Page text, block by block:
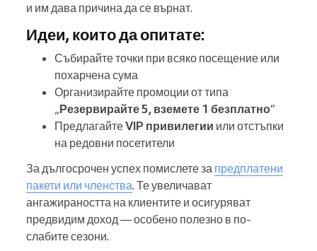
и им дава причина да се върнат.
Идеи, които да опитате:
Събирайте точки при всяко посещение или
похарчена сума
Организирайте промоции от типа
„Резервирайте 5, вземете 1 безплатно“
ПредлагайтеVIP привилегии или отстъпки
на редовни посетители
За дългосрочен успех помислете за предплатени
пакети или членства. Те увеличават
ангажираността на клиентите и осигуряват
предвидим доход — особено полезно в по-
слабите сезони.